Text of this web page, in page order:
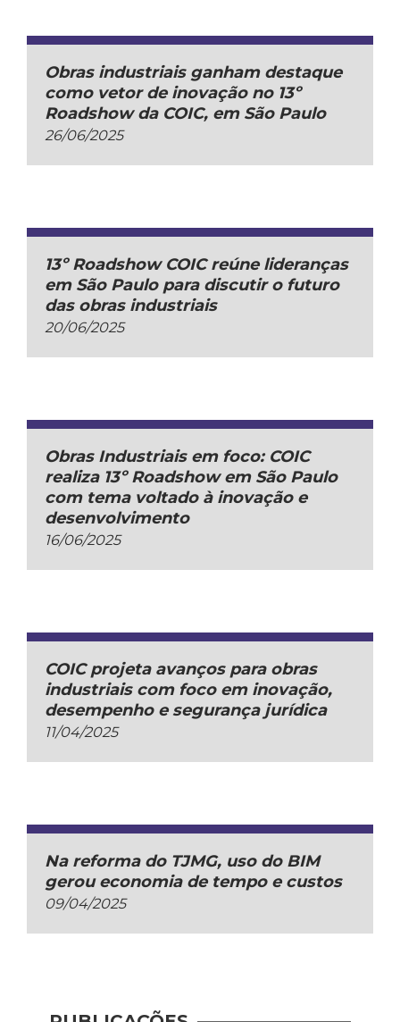
Obras industriais ganham destaque
como vetor de inovação no 13º
Roadshow da COIC, em São Paulo
26/06/2025
13º Roadshow COIC reúne lideranças
em São Paulo para discutir o futuro
das obras industriais
20/06/2025
Obras Industriais em foco: COIC
realiza 13º Roadshow em São Paulo
com tema voltado à inovação e
desenvolvimento
16/06/2025
COIC projeta avanços para obras
industriais com foco em inovação,
desempenho e segurança jurídica
11/04/2025
Na reforma do TJMG, uso do BIM
gerou economia de tempo e custos
09/04/2025